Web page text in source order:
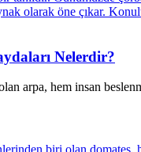
Nelerdir?
arpa, hem insan